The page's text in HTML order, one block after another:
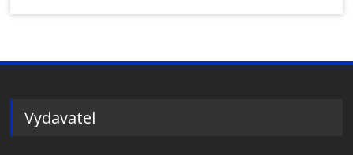
Vydavatel